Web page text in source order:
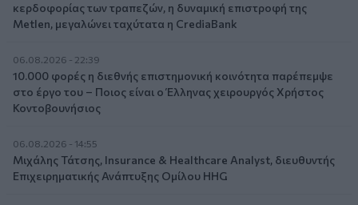
κερδοφορίας των τραπεζών, η δυναμική επιστροφή της
Metlen, μεγαλώνει ταχύτατα η CrediaBank
06.08.2026 - 22:39
10.000 φορές η διεθνής επιστημονική κοινότητα παρέπεμψε
στο έργο του – Ποιος είναι ο Έλληνας χειρουργός Χρήστος
Κοντοβουνήσιος
06.08.2026 - 14:55
Μιχάλης Τάτσης, Insurance & Healthcare Analyst, διευθυντής
Επιχειρηματικής Ανάπτυξης Ομίλου HHG